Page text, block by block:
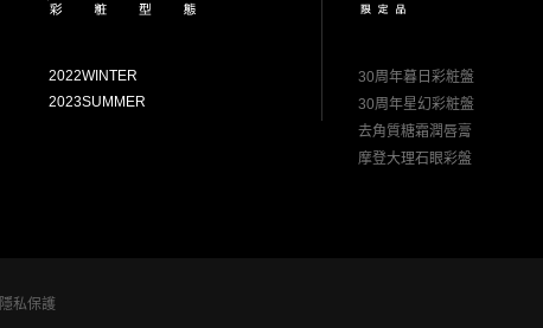
2022WINTER
2023SUMMER
30周年暮日彩粧盤
30周年星幻彩粧盤
去角質糖霜潤唇膏
摩登大理石眼彩盤
隱私保護